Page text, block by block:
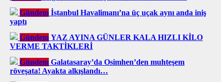
Gündem İstanbul Havalimanı’na üç uçak aynı anda iniş
yaptı
Gündem YAZ AYINA GÜNLER KALA HIZLI KİLO
VERME TAKTİKLERİ
Gündem Galatasaray’da Osimhen’den muhteşem
röveşata! Ayakta alkışlandı…